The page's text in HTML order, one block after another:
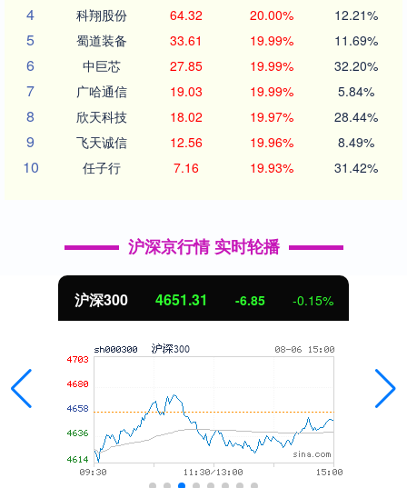
4 科翔股份 64.32 20.00% 12.21%
5 蜀道装备 33.61 19.99% 11.69%
6 中巨芯 27.85 19.99% 32.20%
7 广哈通信 19.03 19.99% 5.84%
8 欣天科技 18.02 19.97% 28.44%
9 飞天诚信 12.56 19.96% 8.49%
10 任子行 7.16 19.93% 31.42%
沪深京行情 实时轮播
北证50 1122.88 3.42 0.30%